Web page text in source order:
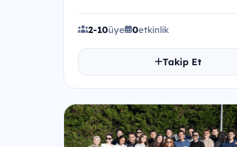
2-10üye 0etkinlik
Takip Et